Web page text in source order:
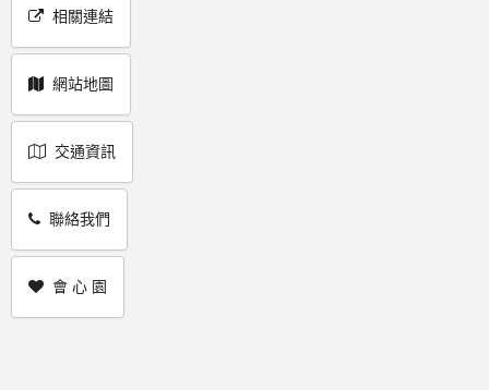
相關連結
網站地圖
交通資訊
聯絡我們
會 心 園